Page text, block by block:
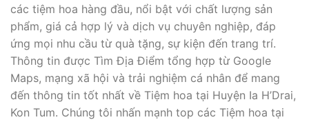
các tiệm hoa hàng đầu, nổi bật với chất lượng sản
phẩm, giá cả hợp lý và dịch vụ chuyên nghiệp, đáp
ứng mọi nhu cầu từ quà tặng, sự kiện đến trang trí.
Thông tin được Tìm Địa Điểm tổng hợp từ Google
Maps, mạng xã hội và trải nghiệm cá nhân để mang
đến thông tin tốt nhất về Tiệm hoa tại Huyện Ia H’Drai,
Kon Tum. Chúng tôi nhấn mạnh top các Tiệm hoa tại